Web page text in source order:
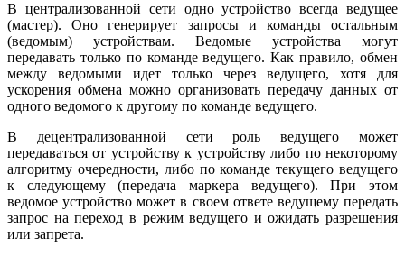
В централизованной сети одно устройство всегда ведущее
(мастер). Оно генерирует запросы и команды остальным
(ведомым) устройствам. Ведомые устройства могут
передавать только по команде ведущего. Как правило, обмен
между ведомыми идет только через ведущего, хотя для
ускорения обмена можно организовать передачу данных от
одного ведомого к другому по команде ведущего.
В децентрализованной сети роль ведущего может
передаваться от устройству к устройству либо по некоторому
алгоритму очередности, либо по команде текущего ведущего
к следующему (передача маркера ведущего). При этом
ведомое устройство может в своем ответе ведущему передать
запрос на переход в режим ведущего и ожидать разрешения
или запрета.